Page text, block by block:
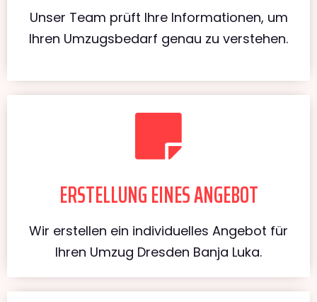
Unser Team prüft Ihre Informationen, um
Ihren Umzugsbedarf genau zu verstehen.
ERSTELLUNG EINES ANGEBOT
Wir erstellen ein individuelles Angebot für
Ihren Umzug Dresden Banja Luka.